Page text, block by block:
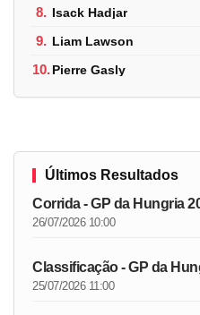
8. Isack Hadjar
9. Liam Lawson
10.Pierre Gasly
Últimos Resultados
Corrida - GP da Hungria
26/07/2026 10:00
Classificação - GP da
25/07/2026 11:00